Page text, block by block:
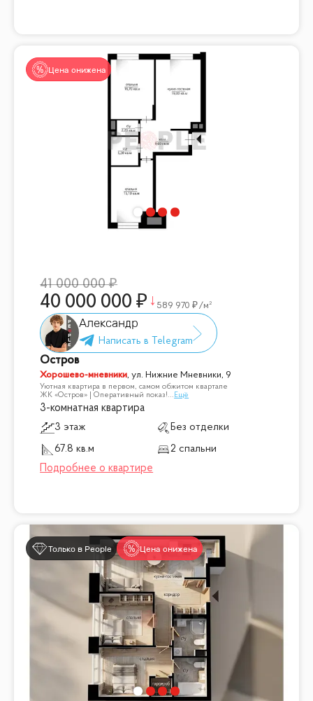
Цена снижена
41 000 000
40 000 000 589 970 /м²
Александр
Остров
Хорошево-мневники,ул. Нижние Мневники, 9
Уютная квартира в первом, самом обжитом квартале
ЖК «Остров» | Оперативный показ!... Ещё
3-комнатная квартира
3 этаж
Без отделки
67.8 кв.м
2 спальни
Только в People Цена снижена